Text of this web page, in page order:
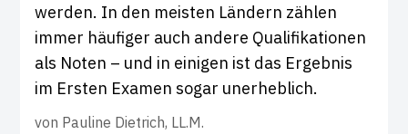
werden. In den meisten Ländern zählen
immer häufiger auch andere Qualifikationen
als Noten – und in einigen ist das Ergebnis
im Ersten Examen sogar unerheblich.
von Pauline Dietrich, LL.M.